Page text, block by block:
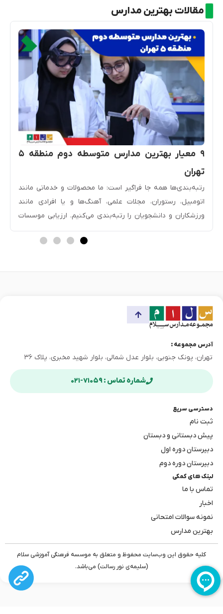
مقالات بهترین مدارس
۹ معیار بهترین مدارس متوسطه دوم منطقه ۵
تهران
رتبه­‌بندی‌ها همه جا فراگیر است: ما محصولات و خدماتی مانند
اتومبیل، رستوران، مجلات علمی، آهنگ‌ها و یا افرادی مانند
ورزشکاران و دانشجویان را رتبه­‌بندی می‌کنیم. ارزیابی موسسات
آموزشی و مدارس نیز از اهمیت ویژه‌ای برخوردار است زیرا در
آدرس مجموعه :
تهران، پونک جنوبی، بلوار عدل شمالی، بلوار شهید مخبری، پلاک ۳۶
شماره تماس : ۷۱۰۵۹-۰۲۱
دسترسی سریع
ثبت نام
پیش دبستانی و دبستان
دبیرستان دوره اول
دبیرستان دوره دوم
لینک های کمکی
تماس با ما
اخبار
نمونه سوالات امتحانی
بهترین مدارس
کلیه حقوق این وب‌سایت محفوظ و متعلق به موسسه فرهنگی آموزشی سلام
(سلیمه‌ی نور رسالت) می‌باشد.